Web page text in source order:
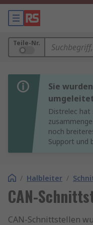
Teile-Nr.
Sie
Distrelec hat
noch
Support und
/ Halbleiter /
CAN-
CAN-Schnittstellen